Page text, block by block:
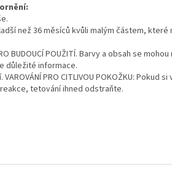
než 36 měsíců kvůli malým částem,
BUDOUCÍ POUŽITÍ. Barvy a obsah se
důležité informace.
PRO CITLIVOU POKOŽKU: Pokud
tetování ihned odstraňte.